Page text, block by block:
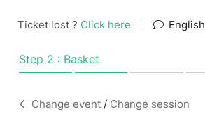
Ticket lost ? Click here English
Step 2 : Basket
Change event / Change session